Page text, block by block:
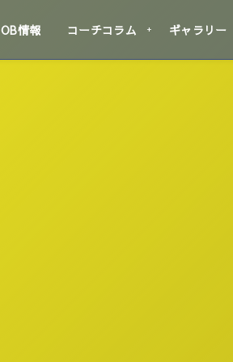
OB情報 コーチコラム ギャラリー